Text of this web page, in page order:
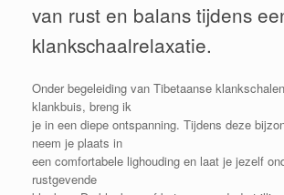
van rust en balans tijdens
klankschaalrelaxatie.
Onder begeleiding van Tibetaanse
klankbuis, breng ik
je in een diepe ontspanning. Tijdens deze
neem je plaats in
een comfortabele lighouding en laat je jezelf
rustgevende